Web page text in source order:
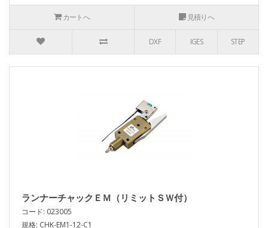
カートへ 見積りへ
DXF IGES STEP
ランナーチャックＥＭ（リミットＳＷ付）
コード: 023005
規格: CHK-EM1-12-C1